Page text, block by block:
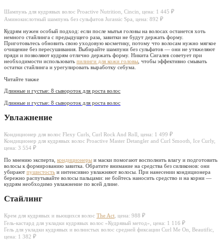
Шампунь для кудрявых волос Proactive Nutrition, Cincin, цена: 1 445 ₽
Аминокислотный шампунь без сульфатов Jurassic Spa, цена: 892 ₽
Кудрям нужен особый подход: если после мытья головы на волосах останется хоть
немного стайлинга с предыдущего раза, завитки не будут держать форму.
Приготовьтесь обновить свою уходовую косметику, потому что волосам нужно мягкое
очищение без пересушивания. Выбирайте шампуни без сульфатов — они не утяжеляют
пряди и позволяют кудрям отлично держать форму. Никита Сигалев советует при
необходимости использовать пилинги для кожи головы, чтобы эффективно смывать
остатки стайлинга и урегулировать выработку себума.
Читайте также
Длинные и густые: 8 сывороток для роста волос
Длинные и густые: 8 сывороток для роста волос
Увлажнение
Кондиционер для волос Flexy Curls, Curl Rock And Roll, цена: 1 499 ₽
Кондиционер для кудрявых волос Proactive Master Detangler and Curl Smooth, Ice Curly,
цена: 3 554 ₽
По мнению эксперта, кондиционеры и маски помогают восполнить влагу и подготовить
волосы к формированию завитка. Обратите внимание на средства без силиконов: они
убирают пушистость и интенсивно увлажняют волосы. При нанесении кондиционера
бережно распутывайте волосы пальцами: не бойтесь наносить средство и на корни —
кудрям необходимо увлажнение по всей длине.
Стайлинг
Крем для кудрявых и вьющихся волос The Act , цена: 988 ₽
Гель-кастард для укладки кудрявых волос «Кудрявый метод», цена: 1 116 ₽
Гель для укладки кудрявых и волнистых волос средней фиксации Curl Me On, Beautific,
цена: 1 382 ₽